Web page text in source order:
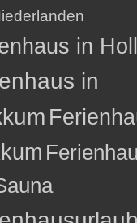
in
in